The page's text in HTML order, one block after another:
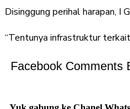
Disinggung perihal harapan, I
“Tentunya infrastruktur terkait
Facebook Comments